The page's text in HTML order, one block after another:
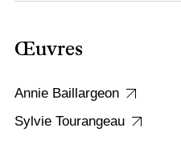
Œuvres
Annie Baillargeon
Sylvie Tourangeau